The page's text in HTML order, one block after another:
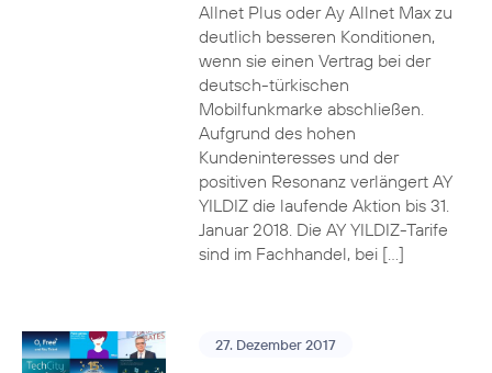
Allnet Plus oder Ay Allnet Max zu
deutlich besseren Konditionen,
wenn sie einen Vertrag bei der
deutsch-türkischen
Mobilfunkmarke abschließen.
Aufgrund des hohen
Kundeninteresses und der
positiven Resonanz verlängert AY
YILDIZ die laufende Aktion bis 31.
Januar 2018. Die AY YILDIZ-Tarife
sind im Fachhandel, bei […]
27. Dezember 2017